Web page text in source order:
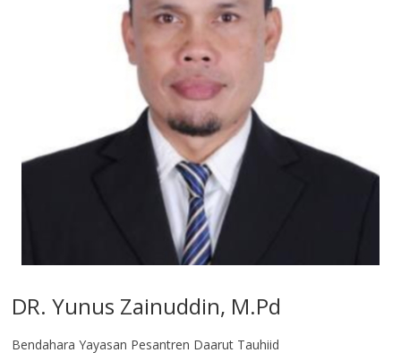
DR. Yunus Zainuddin, M.Pd
Bendahara Yayasan Pesantren Daarut Tauhiid